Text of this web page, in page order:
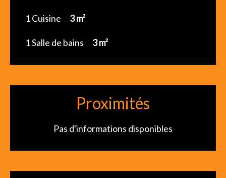
1 Cuisine 3 m²
1 Salle de bains 3 m²
Proximités
Pas d'informations disponibles